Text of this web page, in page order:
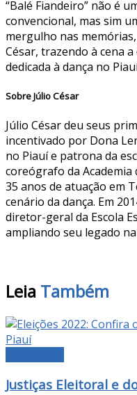
“Balé Fiandeiro” não é
convencional, mas sim
mergulho nas
César, trazendo à cena
dedicada à dança no
Sobre Júlio César
Júlio César deu seus
incentivado por Dona
no Piauí e patrona da
coreógrafo da Academia
35 anos de atuação em
cenário da dança. Em
diretor-geral da Escola
ampliando seu legado
Leia Também
Justiças Eleitoral e